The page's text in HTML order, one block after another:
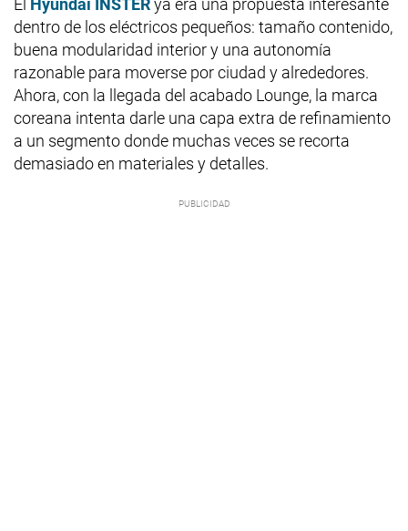
dentro de los eléctricos pequeños: tamaño contenido,
buena modularidad interior y una autonomía
razonable para moverse por ciudad y alrededores.
Ahora, con la llegada del acabado Lounge, la marca
coreana intenta darle una capa extra de refinamiento
a un segmento donde muchas veces se recorta
demasiado en materiales y detalles.